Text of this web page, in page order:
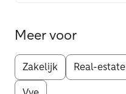
Meer voor
Zakelijk Real-estate